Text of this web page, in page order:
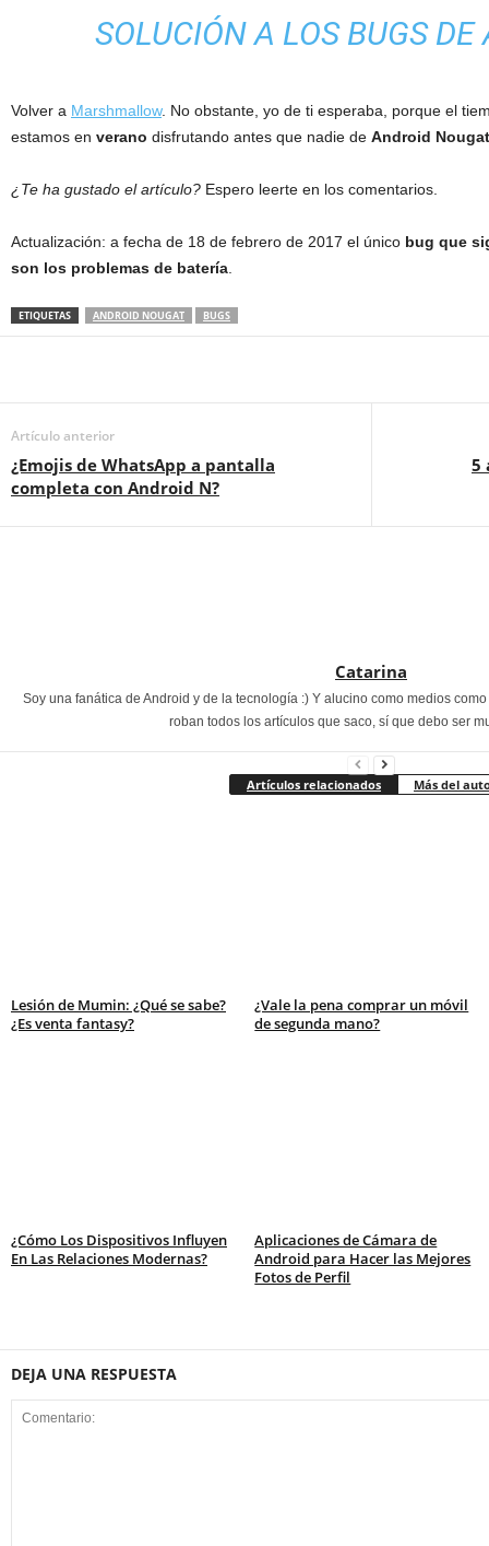
SOLUCIÓN A LOS BUGS DE
Volver a Marshmallow. No obstante, yo de ti esperaba, porque el
estamos en verano disfrutando antes que nadie de Android
¿Te ha gustado el artículo? Espero leerte en los comentarios.
Actualización: a fecha de 18 de febrero de 2017 el único bug que
son los problemas de batería
ETIQUETAS ANDROID NOUGAT BUGS
Artículo anterior
¿Emojis de WhatsApp a pantalla
completa con Android N?
5
Catarina
Soy una fanática de Android y de la tecnología :) Y alucino como medios
roban todos los artículos que saco, sí que debo ser
Artículos relacionados Más del
Lesión de Mumin: ¿Qué se sabe?
¿Es venta fantasy?
¿Vale la pena comprar un móvil
de segunda mano?
¿Cómo Los Dispositivos Influyen
En Las Relaciones Modernas?
Aplicaciones de Cámara de
Android para Hacer las Mejores
Fotos de Perfil
DEJA UNA RESPUESTA